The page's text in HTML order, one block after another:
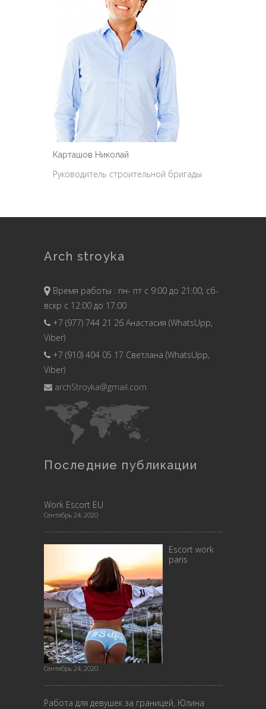
Карташов Николай
Руководитель строительной бригады
Arch stroyka
Время работы : пн- пт с 9:00 до 21:00; сб-
вскр с 12:00 до 17:00
+7 (977) 744 21 26 Анастасия (WhatsUpp,
Viber)
+7 (910) 404 05 17 Светлана (WhatsUpp,
Viber)
archStroyka@gmail.com
Последние публикации
Work Escort EU
Сентябрь 24, 2020
Escort work
paris
Сентябрь 24, 2020
Работа для девушек за границей, Юлина